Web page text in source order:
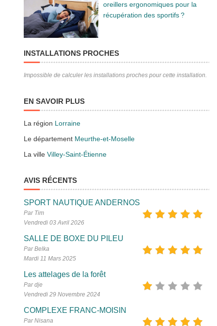
oreillers ergonomiques pour la
récupération des sportifs ?
INSTALLATIONS PROCHES
Impossible de calculer les installations proches pour cette installation.
EN SAVOIR PLUS
La région Lorraine
Le département Meurthe-et-Moselle
La villeVilley-Saint-Étienne
AVIS RÉCENTS
SPORT NAUTIQUE ANDERNOS
Par Tim
Vendredi 03 Avril 2026
SALLE DE BOXE DU PILEU
Par Belka
Mardi 11 Mars 2025
Les attelages de la forêt
Par dje
Vendredi 29 Novembre 2024
COMPLEXE FRANC-MOISIN
Par Nisana